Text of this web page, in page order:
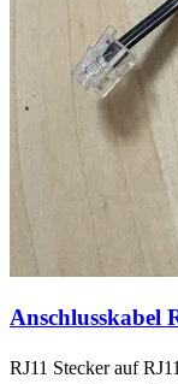
Anschlusskabel
RJ11 Stecker auf